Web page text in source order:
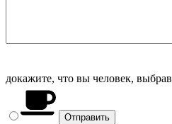
докажите, что вы человек, выбрав